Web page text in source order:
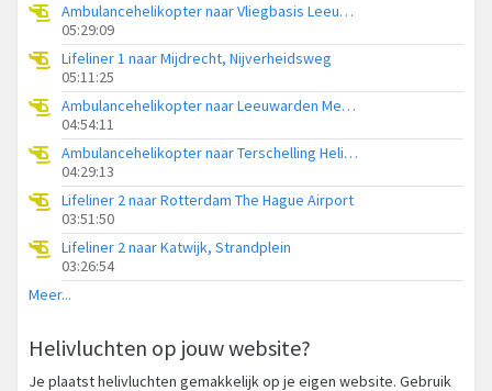
Ambulancehelikopter naar Vliegbasis Leeuwarden
05:29:09
Lifeliner 1 naar Mijdrecht, Nijverheidsweg
05:11:25
Ambulancehelikopter naar Leeuwarden Medical Center Heliport
04:54:11
Ambulancehelikopter naar Terschelling Heliport
04:29:13
Lifeliner 2 naar Rotterdam The Hague Airport
03:51:50
Lifeliner 2 naar Katwijk, Strandplein
03:26:54
Meer...
Helivluchten op jouw website?
Je plaatst helivluchten gemakkelijk op je eigen website. Gebruik